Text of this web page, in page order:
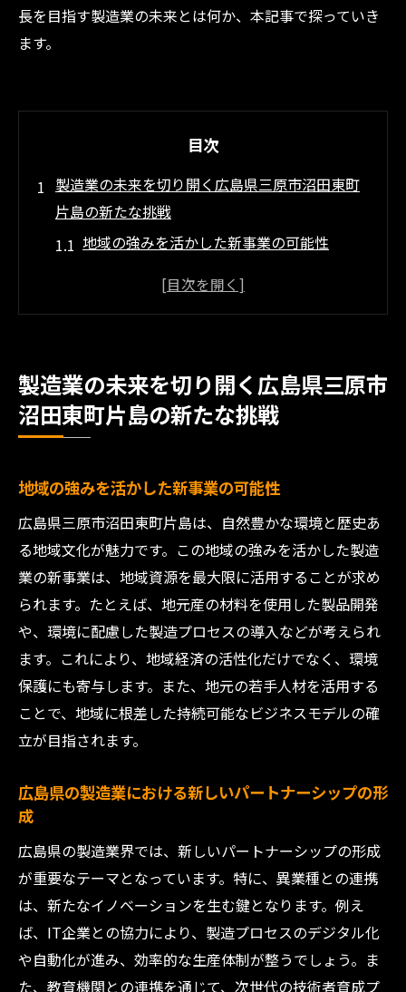
長を目指す製造業の未来とは何か、本記事で探っていき
ます。
目次
製造業の未来を切り開く広島県三原市沼田東町
片島の新たな挑戦
地域の強みを活かした新事業の可能性
広島県の製造業における新しいパートナー
シップの形成
地域経済と若手の力を結集した新たな挑戦
製造業の進化を支える最新技術の活用
る
からの発信
広島県の特産品を製造業に生かす新たな取
り組み
沼田東町片島の地理的優位性を活用した製
品開発
地域特性を最大限に活かす技術革新の事例
地元の資源を利用したエコフレンドリーな
製造業
地域に密着した製造業の新しいビジョン
る理由
次世代の製造業を担う若手育成の重要性
魅力的な職場環境が若手を惹きつける理由
製造業におけるキャリアアップの可能性
柔軟な働き方が若手の定着率を向上させる
製造業の未来を切り開く広島県三原市
沼田東町片島の新たな挑戦
地域の強みを活かした新事業の可能性
広島県三原市沼田東町片島は、自然豊かな環境と歴史あ
る地域文化が魅力です。この地域の強みを活かした製造
業の新事業は、地域資源を最大限に活用することが求め
られます。たとえば、地元産の材料を使用した製品開発
や、環境に配慮した製造プロセスの導入などが考えられ
ます。これにより、地域経済の活性化だけでなく、環境
保護にも寄与します。また、地元の若手人材を活用する
ことで、地域に根差した持続可能なビジネスモデルの確
立が目指されます。
広島県の製造業における新しいパートナーシップの形
成
広島県の製造業界では、新しいパートナーシップの形成
が重要なテーマとなっています。特に、異業種との連携
は、新たなイノベーションを生む鍵となります。例え
ば、IT企業との協力により、製造プロセスのデジタル化
や自動化が進み、効率的な生産体制が整うでしょう。ま
た、教育機関との連携を通じて、次世代の技術者育成プ